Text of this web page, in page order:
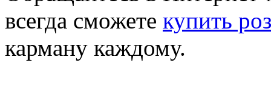
всегда сможете купить
карману каждому.